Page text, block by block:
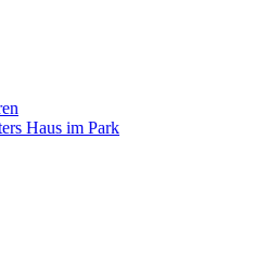
Haus im Park